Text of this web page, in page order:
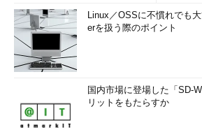
この電子署名によって、「なりすまし」
回避することができ、結果として「否認」
とができるわけだ。
【コラム】電子署名法
Linux／OSSに不慣れでも
erを扱う際のポイント
国内市場に登場した「SD-
リットをもたらすか